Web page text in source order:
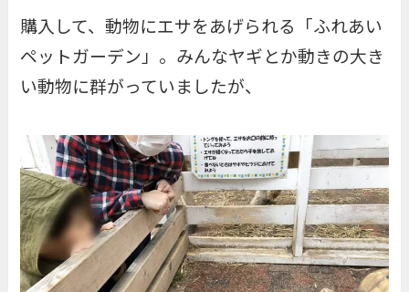
購入して、動物にエサをあげられる「ふれあい
ペットガーデン 」。みんなヤギとか動きの大き
い動物に群がっていましたが、